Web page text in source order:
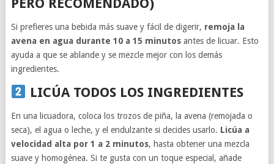
PERO RECOMENDADO)
Si prefieres una bebida más suave y fácil de digerir, remoja la
avena en agua durante 10 a 15 minutosantes de licuar. Esto
ayuda a que se ablande y se mezcle mejor con los demás
ingredientes.
LICÚA TODOS LOS INGREDIENTES
En una licuadora, coloca los trozos de piña, la avena (remojada o
seca), el agua o leche, y el endulzante si decides usarlo. Licúa a
velocidad alta por 1 a 2 minutos, hasta obtener una mezcla
suave y homogénea. Si te gusta con un toque especial, añade